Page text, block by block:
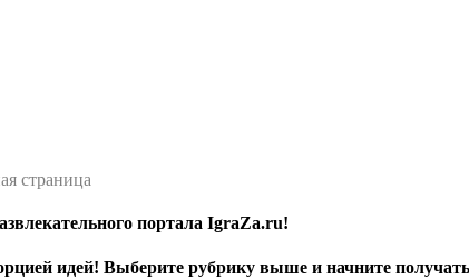
страница
портала IgraZa.ru!
идей! Выберите рубрику выше и начните получать